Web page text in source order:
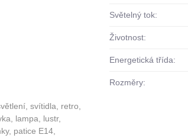
svítidla, retro,
lampa, lustr,
patice E14,
Světelný tok:
Životnost:
Energetická třída:
Rozměry: